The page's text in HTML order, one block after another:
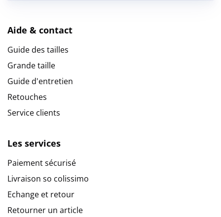
Aide & contact
Guide des tailles
Grande taille
Guide d'entretien
Retouches
Service clients
Les services
Paiement sécurisé
Livraison so colissimo
Echange et retour
Retourner un article